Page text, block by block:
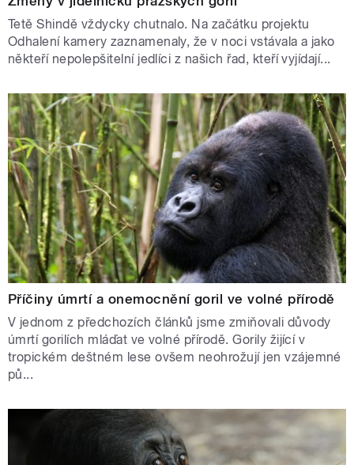
Tetě Shindě vždycky chutnalo. Na začátku projektu
Odhalení kamery zaznamenaly, že v noci vstávala a jako
někteří nepolepšitelní jedlíci z našich řad, kteří vyjídají...
Příčiny úmrtí a onemocnění goril ve volné přírodě
V jednom z předchozích článků jsme zmiňovali důvody
úmrtí gorilích mláďat ve volné přírodě. Gorily žijící v
tropickém deštném lese ovšem neohrožují jen vzájemné
pů...